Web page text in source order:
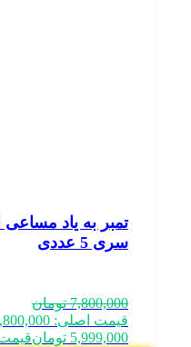
تمبر به یاد مساعی
سری 5 عددی
7,800,000 تومان
قیمت اصلی: 7,800,000 تومان بود.
5,999,000 تومانقیمت فعلی: